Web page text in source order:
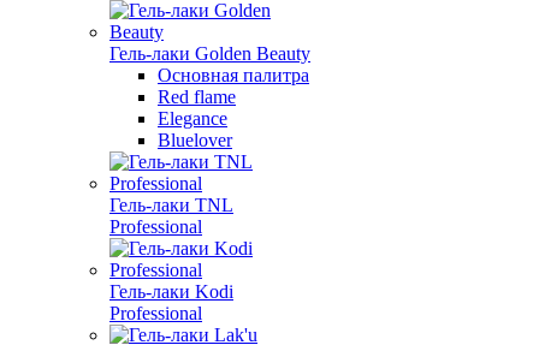
Гель-лаки Golden Beauty
Основная палитра
Red flame
Elegance
Bluelover
Гель-лаки TNL
Professional
Гель-лаки Kodi
Professional